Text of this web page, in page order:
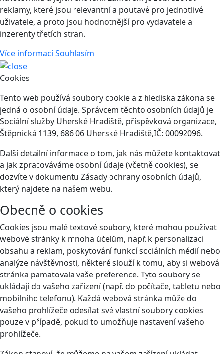
reklamy, které jsou relevantní a poutavé pro jednotlivé
uživatele, a proto jsou hodnotnější pro vydavatele a
inzerenty třetích stran.
Více informacíSouhlasím
Cookies
Tento web používá soubory cookie a z hlediska zákona se
jedná o osobní údaje. Správcem těchto osobních údajů je
Sociální služby Uherské Hradiště, příspěvková organizace,
Štěpnická 1139, 686 06 Uherské Hradiště,IČ: 00092096.
Další detailní informace o tom, jak nás můžete kontaktovat
a jak zpracováváme osobní údaje (včetně cookies), se
dozvíte v dokumentu Zásady ochrany osobních údajů,
který najdete na našem webu.
Obecně o cookies
Cookies jsou malé textové soubory, které mohou používat
webové stránky k mnoha účelům, např. k personalizaci
obsahu a reklam, poskytování funkcí sociálních médií nebo
analýze návštěvnosti, některé slouží k tomu, aby si webová
stránka pamatovala vaše preference. Tyto soubory se
ukládají do vašeho zařízení (např. do počítače, tabletu nebo
mobilního telefonu). Každá webová stránka může do
vašeho prohlížeče odesílat své vlastní soubory cookies
pouze v případě, pokud to umožňuje nastavení vašeho
prohlížeče.